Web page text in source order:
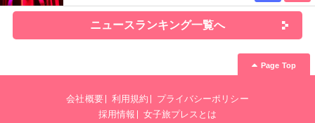
ニュースランキング一覧へ
Page Top
会社概要 利用規約
プライバシーポリシー
採用情報
女子旅プレスとは